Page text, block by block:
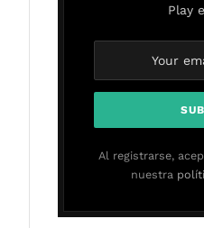
Play
Al registrarse,
nuestra